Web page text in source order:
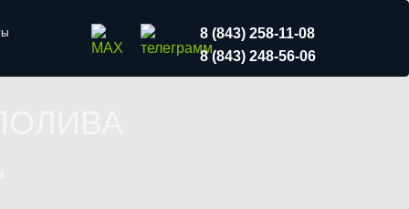
8 (843) 258-11-08
8 (843) 248-56-06